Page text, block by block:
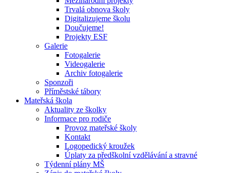
Trvalá obnova školy
Digitalizujeme školu
Doučujeme!
Projekty ESF
Galerie
Fotogalerie
Videogalerie
Archiv fotogalerie
Sponzoři
Příměstské tábory
Mateřská škola
Aktuality ze školky
Informace pro rodiče
Provoz mateřské školy
Kontakt
Logopedický kroužek
Úplaty za předškolní vzdělávání a stravné
Týdenní plány MŠ